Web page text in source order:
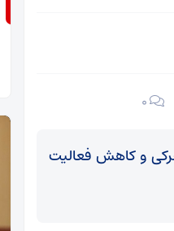
۰
و کاهش فعالیت